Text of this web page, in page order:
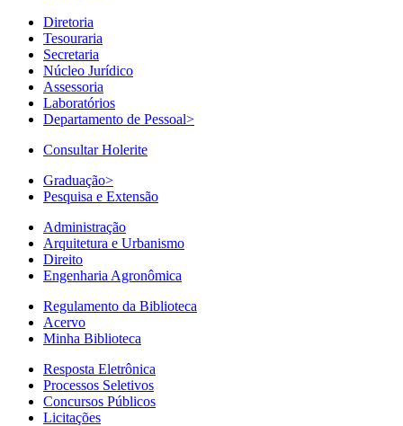
Diretoria
Tesouraria
Secretaria
Núcleo Jurídico
Assessoria
Laboratórios
Departamento de Pessoal>
Consultar Holerite
Graduação>
Pesquisa e Extensão
Administração
Arquitetura e Urbanismo
Direito
Engenharia Agronômica
Regulamento da Biblioteca
Acervo
Minha Biblioteca
Resposta Eletrônica
Processos Seletivos
Concursos Públicos
Licitações